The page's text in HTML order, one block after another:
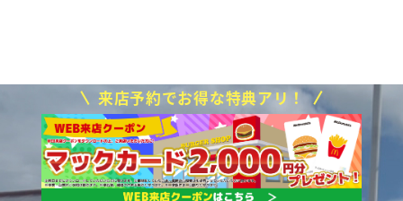
来店予約でお得な特典アリ！